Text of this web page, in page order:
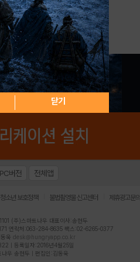
찾기 회원가입
닫기
PC버전 전체앱
청소년 보호정책 불법촬영물 신고센터 제휴광고문의
(주)스마트나우 대표이사:송현두
연락처:063-284-8635 팩스:02-6265-0377
욱 desk@hungryapp.co.kr
| 등록일자:2016년4월25일
우 송현두 | 편집인:김동욱